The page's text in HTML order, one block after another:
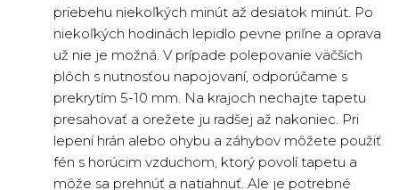
priebehu niekoľkých minút až desiatok minút. Po
niekoľkých hodinách lepidlo pevne priľne a oprava
už nie je možná. V prípade polepovanie väčších
plôch s nutnosťou napojovaní, odporúčame s
prekrytím 5-10 mm. Na krajoch nechajte tapetu
presahovať a orežete ju radšej až nakoniec. Pri
lepení hrán alebo ohybu a záhybov môžete použiť
fén s horúcim vzduchom, ktorý povolí tapetu a
môže sa prehnúť a natiahnuť. Ale je potrebné